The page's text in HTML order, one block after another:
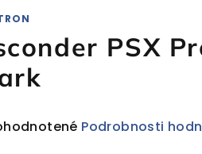
PSX
Podrobnosti